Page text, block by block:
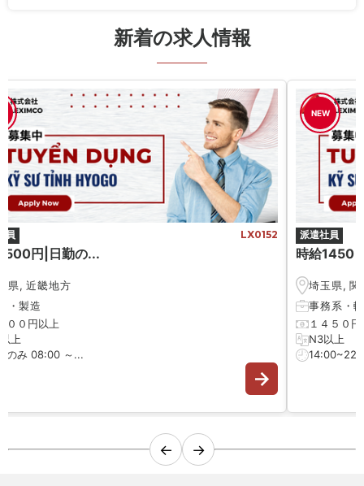
新着の求人情報
員 LX0152
円|日勤の...
県, 近畿地方
・ 製造
００円以上
上
のみ 08:00 ～...
NEW
派遣社員
時給1450
埼玉県, 関
事務系 ・
１４５０
N3以上
← →